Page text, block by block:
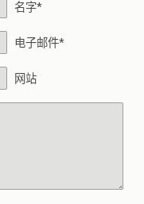
名字*
电子邮件*
网站